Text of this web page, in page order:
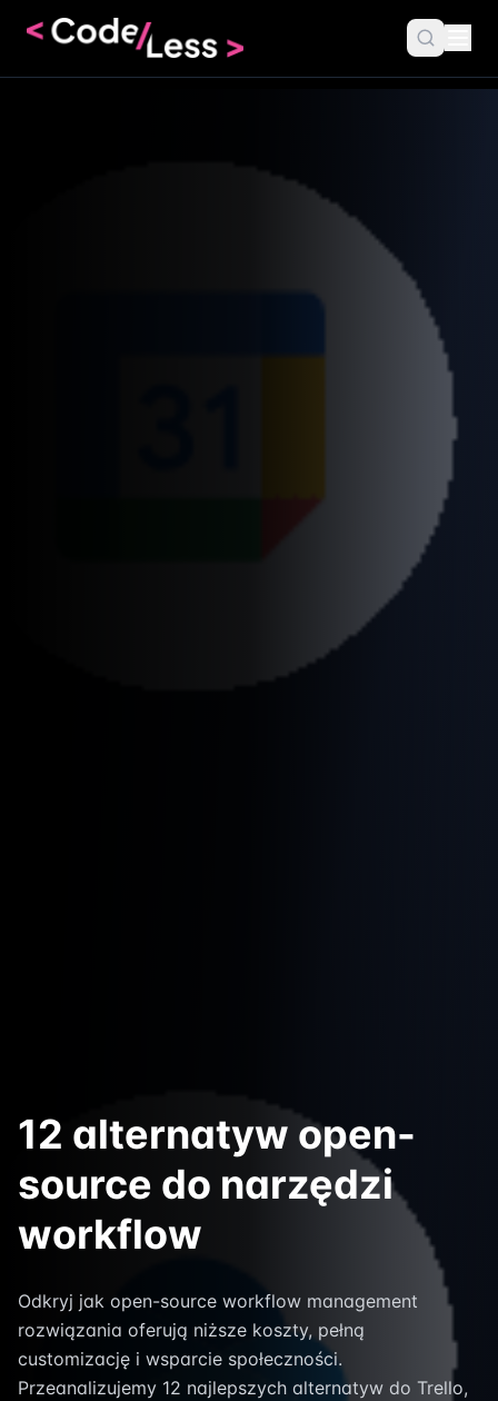
Codeless
12 alternatyw open-
source do narzędzi
workflow
Odkryj jak open-source workflow management
rozwiązania oferują niższe koszty, pełną
customizację i wsparcie społeczności.
Przeanalizujemy 12 najlepszych alternatyw do Trello,